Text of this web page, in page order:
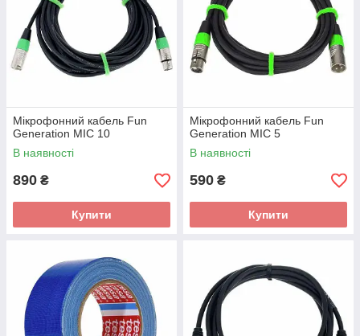
Мікрофонний кабель Fun
Generation MIC 10
В наявності
890 ₴
Купити
Мікрофонний кабель Fun
Generation MIC 5
В наявності
590 ₴
Купити